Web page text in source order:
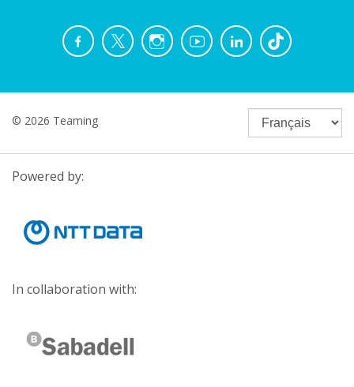
© 2026 Teaming
Powered by:
In collaboration with: